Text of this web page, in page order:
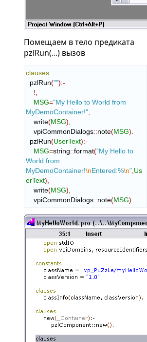
Помещаем в тело предиката
pzlRun(...) вызов
clauses
  pzlRun
(""):-
!,
MSG="My Hello to World from
MyDemoContainer!"
    write
(MSG)
    vpiCommonDialogs
::note(MSG)
  pzlRun
(UserText):-
MSG=string::format("My Hello to
World from
MyDemoContainer!\nEntered:%\n" Us
erText)
    write
(MSG)
    vpiCommonDialogs
::note(MSG)